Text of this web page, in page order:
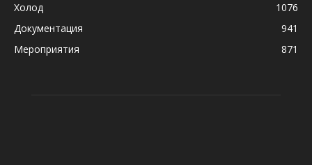
Холод
1076
Документация
941
Мероприятия
871